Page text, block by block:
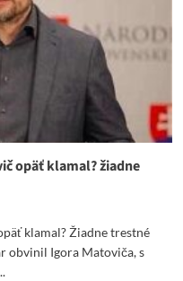
opäť klamal? žiadne
klamal? Žiadne trestné
obvinil Igora Matoviča, s